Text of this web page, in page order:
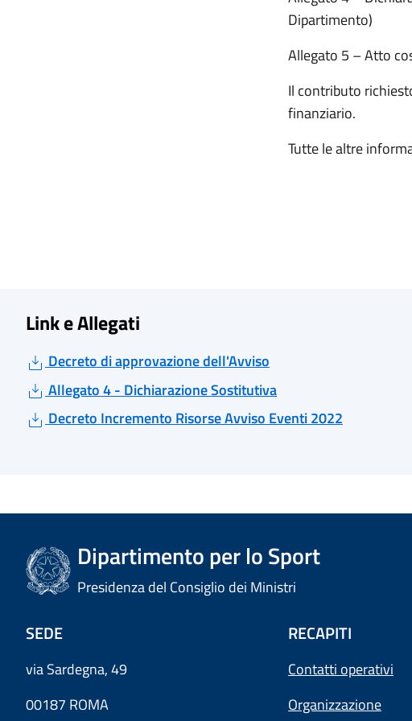
Dipartimento)
Allegato 5 – Atto
Il contributo
finanziario.
Tutte le altre
Link e Allegati
Decreto di approvazione dell'Avviso
Allegato 4 - Dichiarazione Sostitutiva
Decreto Incremento Risorse Avviso Eventi 2022
Dipartimento per lo Sport
Presidenza del Consiglio dei Ministri
SEDE
via Sardegna, 49
00187 ROMA
RECAPITI
Contatti operativi
Organizzazione